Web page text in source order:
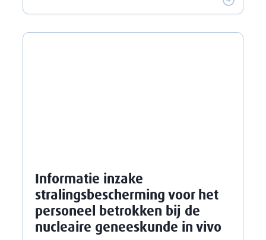
Informatie inzake
stralingsbescherming voor het
personeel betrokken bij de
nucleaire geneeskunde in vivo